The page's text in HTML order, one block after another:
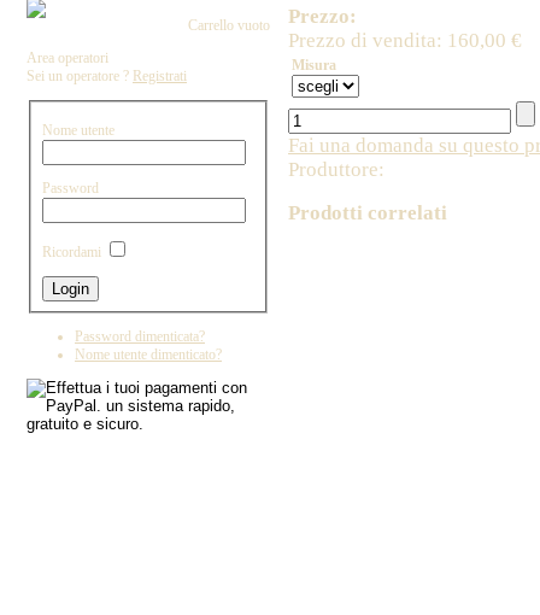
Carrello vuoto
Area operatori
Sei un operatore ? Registrati
Nome utente
Password
Ricordami
Password dimenticata?
Nome utente dimenticato?
Prezzo:
Prezzo di vendita: 160,00 €
Misura
Fai una domanda su questo
Produttore:
Prodotti correlati